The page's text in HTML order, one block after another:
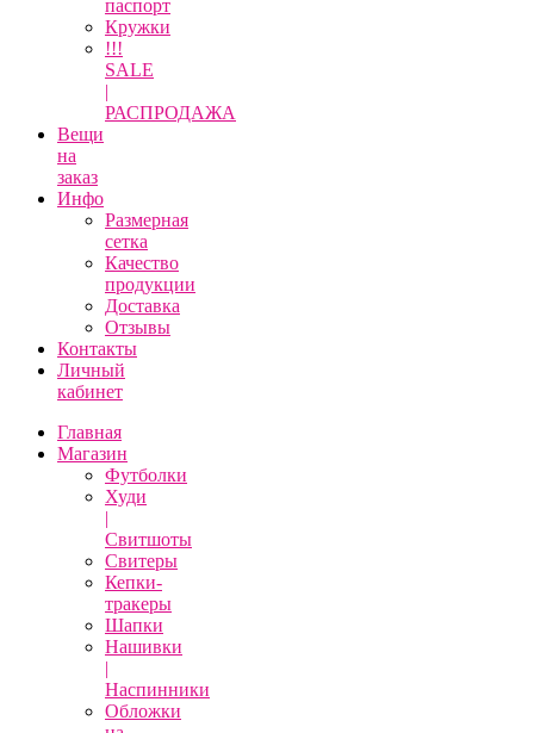
паспорт
Кружки
!!!
SALE
|
РАСПРОДАЖА
Вещи
на
заказ
Инфо
Размерная
сетка
Качество
продукции
Доставка
Отзывы
Контакты
Личный
кабинет
Главная
Магазин
Футболки
Худи
|
Свитшоты
Свитеры
Кепки-
тракеры
Шапки
Нашивки
|
Наспинники
Обложки